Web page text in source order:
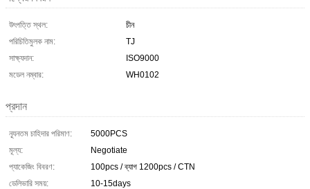
উৎপত্তি স্থল:
চীন
পরিচিতিমুলক নাম:
TJ
সাক্ষ্যদান:
ISO9000
মডেল নম্বার:
WH0102
প্রদান
ন্যূনতম চাহিদার পরিমাণ:
5000PCS
মূল্য:
Negotiate
প্যাকেজিং বিবরণ:
100pcs / ব্যাগ 1200pcs / CTN
ডেলিভারি সময়:
10-15days